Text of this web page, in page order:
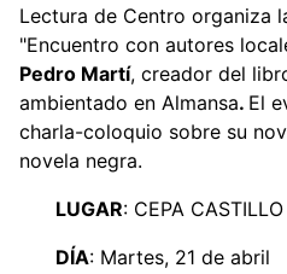
Lectura de Centro organiza
"Encuentro con autores
Pedro Martí, creador del
ambientado en Almansa. El
charla-coloquio sobre su
novela negra.
LUGAR: CEPA
DÍA: Martes, 21 de abril